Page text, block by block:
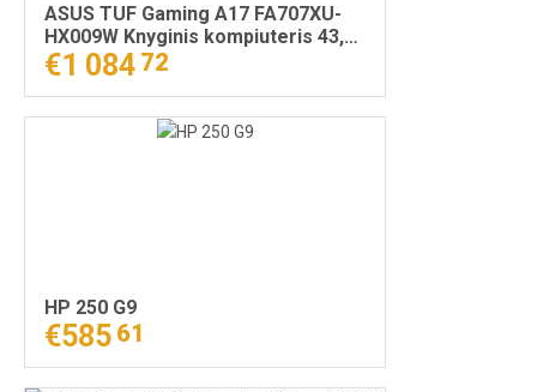
ASUS TUF Gaming A17 FA707XU-
HX009W Knyginis kompiuteris 43,9
cm (17.3") „Full HD“ AMD Ryzen™ 9
7940HS 16 GB DDR5-SDRAM 1 TB
SSD NVIDIA GeForce RTX 4050 Wi-
Fi 6 (802.11ax) Windows 11 Home
€1 084 72
HP 250 G9
€585 61